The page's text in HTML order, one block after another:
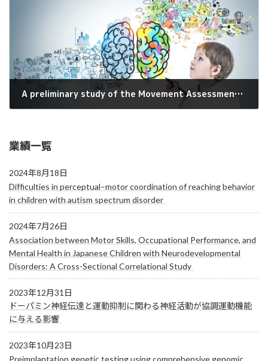
A preliminary study of the Movement Assessment Battery for Children-Second Edition on Japanese children: Age band 1
業績一覧
2024年8月18日
Difficulties in perceptual–motor coordination of reaching behavior
in children with autism spectrum disorder
2024年7月26日
Association between Motor Skills, Occupational Performance, and
Mental Health in Japanese Children with Neurodevelopmental
Disorders: A Cross-Sectional Correlational Study
2023年12月31日
ドーパミン神経伝達と運動抑制に関わる神経活動が協調運動機能
に与える影響
2023年10月23日